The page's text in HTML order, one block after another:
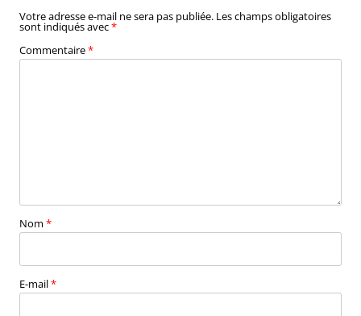
Votre adresse e-mail ne sera pas publiée. Les champs obligatoires
sont indiqués avec*
Commentaire*
Nom *
E-mail*